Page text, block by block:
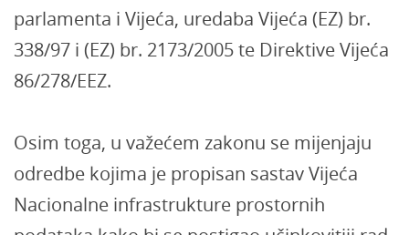
parlamenta i Vijeća, uredaba Vijeća (EZ) br.
338/97 i (EZ) br. 2173/2005 te Direktive Vijeća
86/278/EEZ.
Osim toga, u važećem zakonu se mijenjaju
odredbe kojima je propisan sastav Vijeća
Nacionalne infrastrukture prostornih